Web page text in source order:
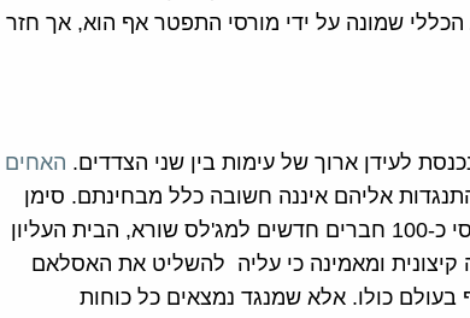
שמונה על ידי מורסי התפטר אף הוא, אך חזר
לעידן ארוך של עימות בין שני הצדדים. האחים
אליהם איננה חשובה כלל מבחינתם. סימן
מרמז על כך הוא כי עוד בטרם אושרה החוקה מינה מורסי כ-100 חברים חדשים למג'לס שורא, הבית העליון
קיצונית ומאמינה כי עליה להשליט את האסלאם
כולו. אלא שמנגד נמצאים כל כוחות